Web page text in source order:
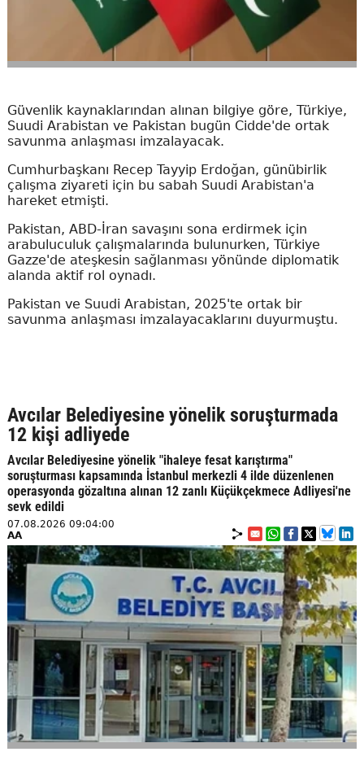
Güvenlik kaynaklarından alınan bilgiye göre, Türkiye,
Suudi Arabistan ve Pakistan bugün Cidde'de ortak
savunma anlaşması imzalayacak.
Cumhurbaşkanı Recep Tayyip Erdoğan, günübirlik
çalışma ziyareti için bu sabah Suudi Arabistan'a
hareket etmişti.
Pakistan, ABD-İran savaşını sona erdirmek için
arabuluculuk çalışmalarında bulunurken, Türkiye
Gazze'de ateşkesin sağlanması yönünde diplomatik
alanda aktif rol oynadı.
Pakistan ve Suudi Arabistan, 2025'te ortak bir
savunma anlaşması imzalayacaklarını duyurmuştu.
Avcılar Belediyesine yönelik soruşturmada
12 kişi adliyede
Avcılar Belediyesine yönelik "ihaleye fesat karıştırma"
soruşturması kapsamında İstanbul merkezli 4 ilde düzenlenen
operasyonda gözaltına alınan 12 zanlı Küçükçekmece Adliyesi'ne
sevk edildi
07.08.2026 09:04:00
AA